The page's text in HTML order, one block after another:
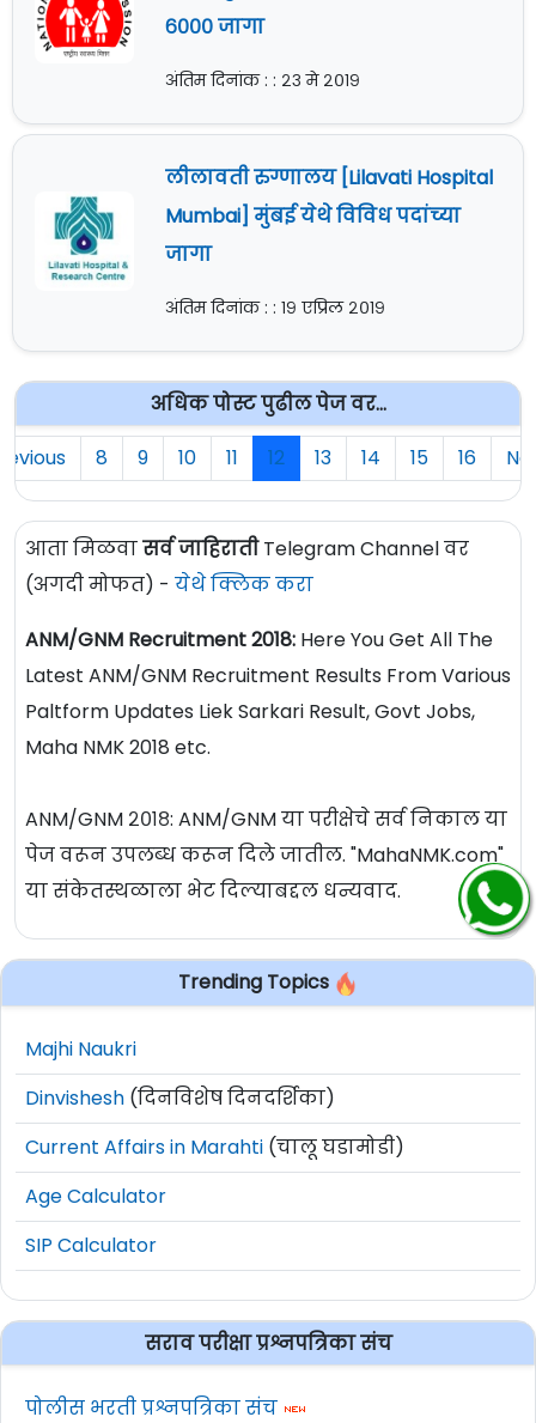
६००० जागा
अंतिम दिनांक : : २३ मे २०१९
लीलावती रुग्णालय [Lilavati Hospital
Mumbai] मुंबई येथे विविध पदांच्या
जागा
अंतिम दिनांक : : १९ एप्रिल २०१९
अधिक पोस्ट पुढील पेज वर...
8 9 10 11 12 13 14 15 16
आता मिळवासर्व जाहिरातीTelegram Channel वर
(अगदी मोफत) - येथे क्लिक करा
ANM/GNM Recruitment 2018: Here You Get All The
Latest ANM/GNM Recruitment Results From Various
Paltform Updates Liek Sarkari Result, Govt Jobs,
Maha NMK 2018 etc.
ANM/GNM २०१८: ANM/GNM या परीक्षेचे सर्व निकाल या
पेज वरून उपलब्ध करून दिले जातील. "MahaNMK.com"
या संकेतस्थळाला भेट दिल्याबद्दल धन्यवाद.
Trending Topics
Majhi Naukri
Dinvishesh (दिनविशेष दिनदर्शिका)
Current Affairs in Marahti (चालू घडामोडी)
Age Calculator
SIP Calculator
सराव परीक्षा प्रश्नपत्रिका संच
पोलीस भरती प्रश्नपत्रिका संच